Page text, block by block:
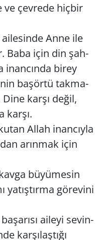
ve çev­re­de hiç­bir
aile­sin­de Anne ile
Baba için din şah­
inan­cın­da birey
ba­şör­tü tak­ma­
karşı değil,
karşı.
Allah inan­cıy­la
arın­mak için
bü­yü­me­sin
ya­tış­tır­ma gö­re­vi­ni
aile­yi se­vin­
kar­şı­laş­tı­ğı